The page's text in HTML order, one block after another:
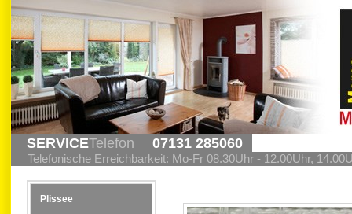
SERVICETelefon 07131 285060
Telefonische Erreichbarkeit: Mo-Fr 08.30Uhr - 12.00Uhr,
Plissee